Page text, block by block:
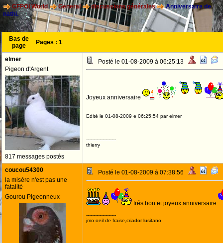
CFPOI World General discussions générales
Anniversaire de
nathi.
Bas de
page
Pages : 1
elmer
Pigeon d'Argent
817 messages postés
Posté le 01-08-2009 à 06:25:13
Joyeux anniversaire
Edité le 01-08-2009 e 06:25:54 par elmer
--------------------
thierry
coucou54300
la misére n'est pas une
fatalité
Gourou Pigeonneux
Posté le 01-08-2009 à 07:38:56
trés bon et joyeux anniversaire
--------------------
jmo oeil de fraise,criador lusitano